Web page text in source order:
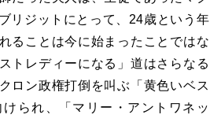
リジットにとって、24歳という年
ることは今に始まったことではな
トレディーになる」道はさらなる
ロン政権打倒を叫ぶ「黄色いベス
けられ、「マリー・アントワネッ